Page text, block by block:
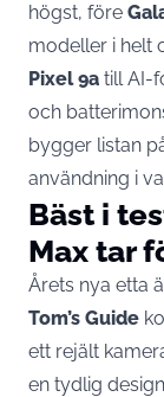
högst, före
modeller i helt
Pixel 9a till AI-
och
bygger listan
användning i
Bäst i
Max tar
Årets nya etta
Tom’s Guide
ett rejält
en tydlig